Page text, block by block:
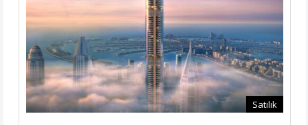
Satılık